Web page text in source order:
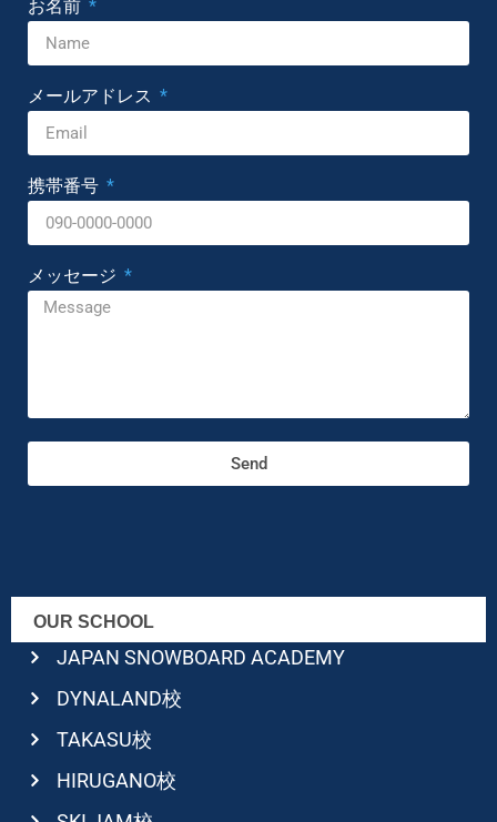
お名前
メールアドレス
携帯番号
メッセージ
Send
OUR SCHOOL
JAPAN SNOWBOARD ACADEMY
DYNALAND校
TAKASU校
HIRUGANO校